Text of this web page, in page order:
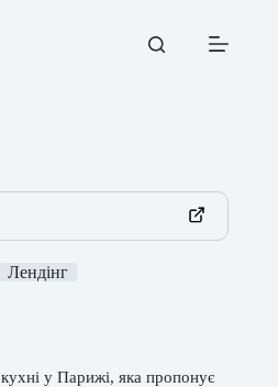
Лендінг
у Парижі, яка пропонує